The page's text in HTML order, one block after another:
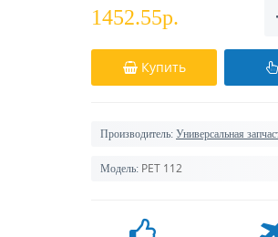
1452.55р.
Купить
Производитель: Универсальная
Модель: PET 112